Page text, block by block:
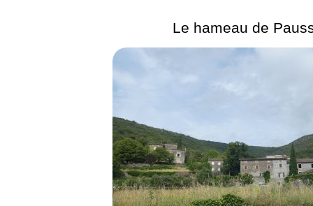
Le hameau de